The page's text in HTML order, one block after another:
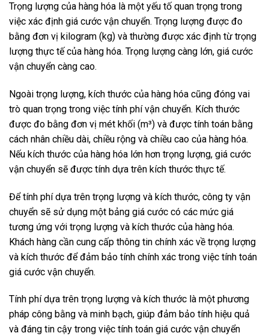
Trọng lượng của hàng hóa là một yếu tố quan trọng trong
việc xác định giá cước vận chuyển. Trọng lượng được đo
bằng đơn vị kilogram (kg) và thường được xác định từ trọng
lượng thực tế của hàng hóa. Trọng lượng càng lớn, giá cước
vận chuyển càng cao.
Ngoài trọng lượng, kích thước của hàng hóa cũng đóng vai
trò quan trọng trong việc tính phí vận chuyển. Kích thước
được đo bằng đơn vị mét khối (m³) và được tính toán bằng
cách nhân chiều dài, chiều rộng và chiều cao của hàng hóa.
Nếu kích thước của hàng hóa lớn hơn trọng lượng, giá cước
vận chuyển sẽ được tính dựa trên kích thước thực tế.
Để tính phí dựa trên trọng lượng và kích thước, công ty vận
chuyển sẽ sử dụng một bảng giá cước có các mức giá
tương ứng với trọng lượng và kích thước của hàng hóa.
Khách hàng cần cung cấp thông tin chính xác về trọng lượng
và kích thước để đảm bảo tính chính xác trong việc tính toán
giá cước vận chuyển.
Tính phí dựa trên trọng lượng và kích thước là một phương
pháp công bằng và minh bạch, giúp đảm bảo tính hiệu quả
và đáng tin cậy trong việc tính toán giá cước vận chuyển